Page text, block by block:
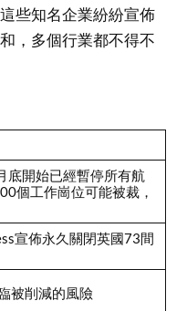
些知名企業紛紛宣佈
，多個行業都不得不
底開始已經暫停所有航
個工作崗位可能被裁，
宣佈永久關閉英國73間
被削減的風險